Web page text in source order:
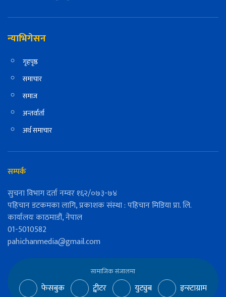
न्याभिगेसन
गृहपृष्ठ
समाचार
समाज
अन्तर्वार्ता
अर्थ समाचार
सम्पर्क
सुचना विभाग दर्ता नम्वर १६२/०७३-७४
पहिचान डटकमका लागि, प्रकाशक संस्था : पहिचान मिडिया प्रा. लि.
कार्यालयः काठमाडौं, नेपाल
01-5010582
pahichanmedia@gmail.com
सामाजिक संजालमा
फेसबुक ट्वीटर युट्युब इन्स्टाग्राम